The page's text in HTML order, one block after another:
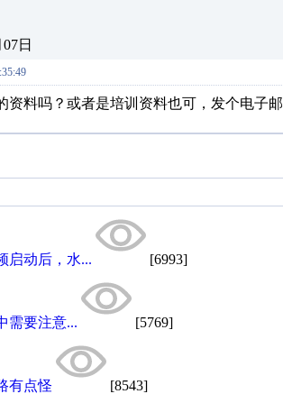
日
资料吗？或者是培训资料也可，发个电子
启动后，水... [6993]
需要注意... [5769]
有点怪 [8543]